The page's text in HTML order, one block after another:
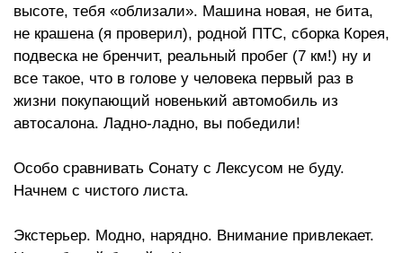
высоте, тебя «облизали». Машина новая, не бита,
не крашена (я проверил), родной ПТС, сборка Корея,
подвеска не бренчит, реальный пробег (7 км!) ну и
все такое, что в голове у человека первый раз в
жизни покупающий новенький автомобиль из
автосалона. Ладно-ладно, вы победили!
Особо сравнивать Сонату с Лексусом не буду.
Начнем с чистого листа.
Экстерьер. Модно, нарядно. Внимание привлекает.